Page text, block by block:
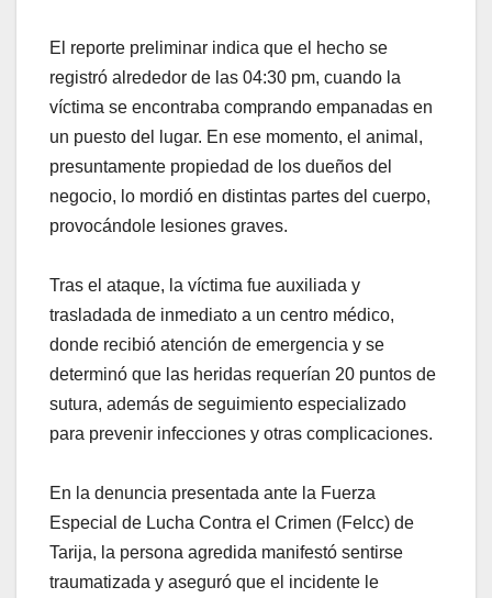
El reporte preliminar indica que el hecho se
registró alrededor de las 04:30 pm, cuando la
víctima se encontraba comprando empanadas en
un puesto del lugar. En ese momento, el animal,
presuntamente propiedad de los dueños del
negocio, lo mordió en distintas partes del cuerpo,
provocándole lesiones graves.
Tras el ataque, la víctima fue auxiliada y
trasladada de inmediato a un centro médico,
donde recibió atención de emergencia y se
determinó que las heridas requerían 20 puntos de
sutura, además de seguimiento especializado
para prevenir infecciones y otras complicaciones.
En la denuncia presentada ante la Fuerza
Especial de Lucha Contra el Crimen (Felcc) de
Tarija, la persona agredida manifestó sentirse
traumatizada y aseguró que el incidente le